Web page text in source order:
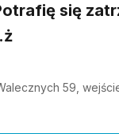
się
59,